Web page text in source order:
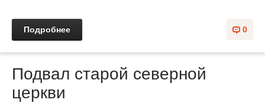
0
Подробнее
Подвал старой северной
церкви